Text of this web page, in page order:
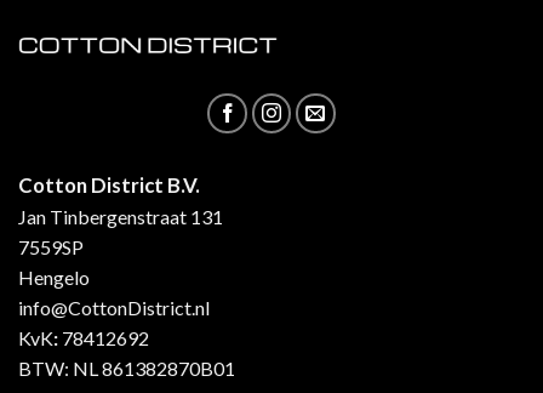
Cotton District B.V.
Jan Tinbergenstraat 131
7559SP
Hengelo
info@CottonDistrict.nl
KvK: 78412692
BTW: NL 861382870B01